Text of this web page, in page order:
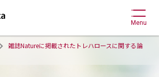
Menu
雑誌Natureに掲載されたトレハロースに関する論